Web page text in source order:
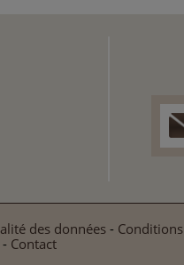
des données - Conditions
Contact